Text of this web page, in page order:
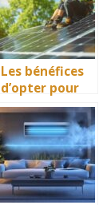
procéder ?
Les bénéfices
d’opter pour
un installateur
photovoltaïqu
e rge